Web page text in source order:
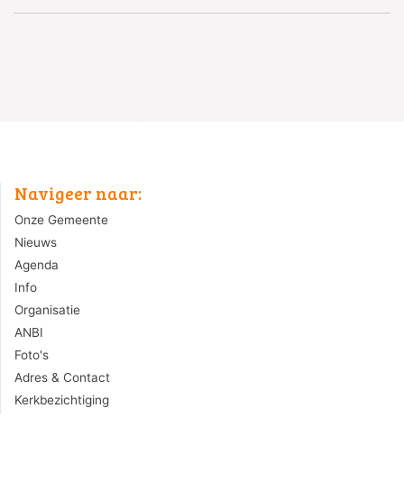
Navigeer naar:
Onze Gemeente
Nieuws
Agenda
Info
Organisatie
ANBI
Foto's
Adres & Contact
Kerkbezichtiging